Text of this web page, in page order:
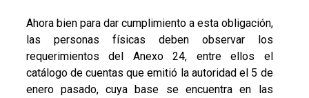
Ahora bien para dar cumplimiento a esta obligación,
las personas físicas deben observar los
requerimientos del Anexo 24, entre ellos el
catálogo de cuentas que emitió la autoridad el 5 de
enero pasado, cuya base se encuentra en las